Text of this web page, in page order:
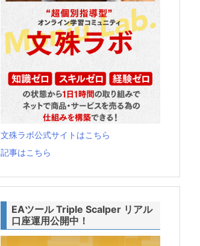
文殊ラボ公式サイトはこちら
記事はこちら
EAツール Triple Scalper リアル
口座運用公開中！